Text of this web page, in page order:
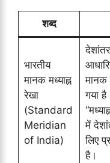
शब्द
भारतीय
मानक मध्याह्न
रेखा
(Standard
Meridian
of India)
मानक
गया
में
लिए
है।